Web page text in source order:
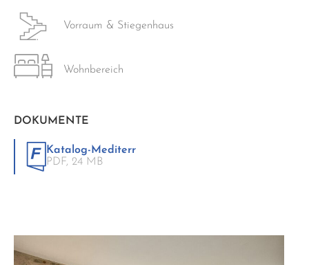
Vorraum & Stiegenhaus
Wohnbereich
DOKUMENTE
Katalog-Mediterr
PDF, 24 MB